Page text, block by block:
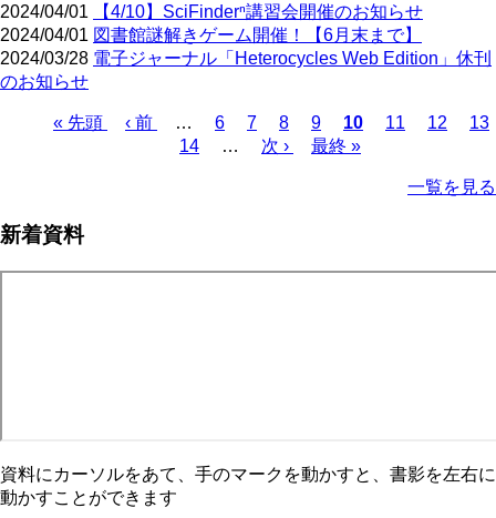
2024/04/01
【4/10】SciFinderⁿ講習会開催のお知らせ
2024/04/01 図書館謎解きゲーム開催！【6月末まで】
2024/03/28 電子ジャーナル「Heterocycles Web Edition」休刊
のお知らせ
り
先
« 先頭
前
‹ 前 …
ペ
ー
6
ペ
ー
7
ペ
ー
8
ペ
ー
9
カ
レ
10
ペ
11
ペ
12
ペ
13
ペ
14 …
次
次 ›
最
最終 »
一覧を見る
新着資料
資料にカーソルをあて、手のマークを動かすと、書影を左右に
動かすことができます